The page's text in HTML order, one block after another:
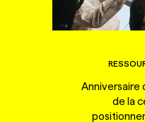
Anniversaire
de la